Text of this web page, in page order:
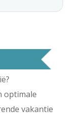
optimale
vakantie